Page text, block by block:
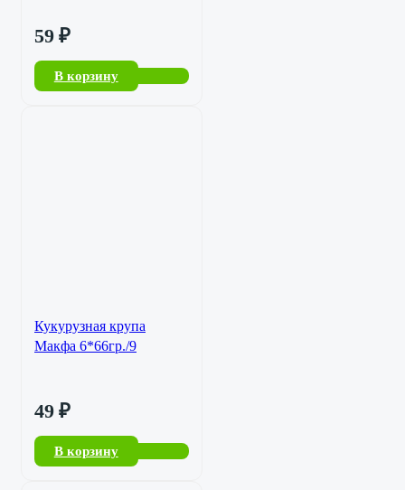
59 ₽
В корзину
Кукурузная крупа
Макфа 6*66гр./9
49 ₽
В корзину